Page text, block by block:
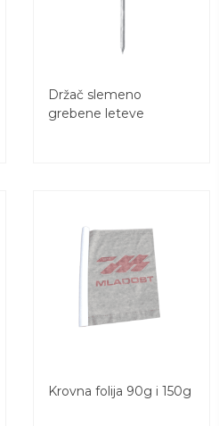
Držač slemeno
grebene leteve
Krovna folija 90g i 150g